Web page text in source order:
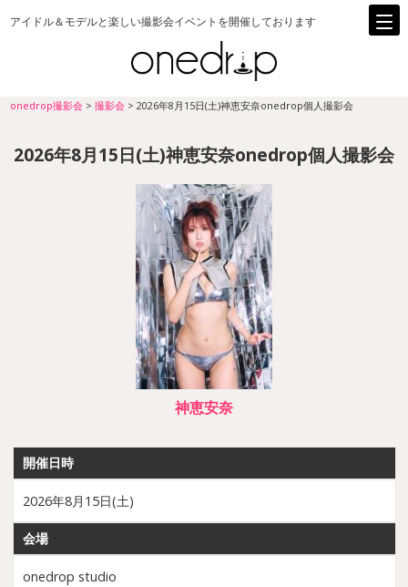
アイドル＆モデルと楽しい撮影会イベントを開催しております
onedrop撮影会 >撮影会 >2026年8月15日(土)神恵安奈onedrop個人撮影会
2026年8月15日(土)神恵安奈onedrop個人撮影会
神恵安奈
開催日時
2026年8月15日(土)
会場
onedrop studio